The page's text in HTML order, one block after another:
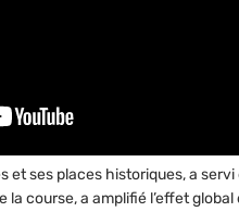
et ses places historiques, a
la course, a amplifié l’effet